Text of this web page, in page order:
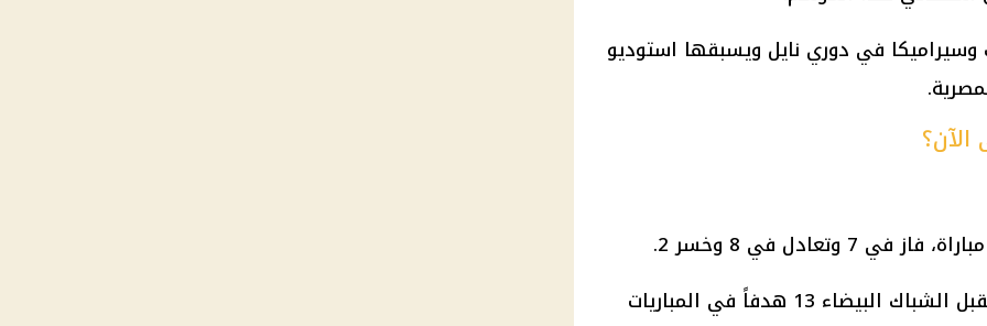
وسيراميكا في دوري نايل ويسبقها استوديو
وسجل الزمالك 24 هدفاً، بينما استقبل الشباك البيضاء 13 هدفاً في المباريات